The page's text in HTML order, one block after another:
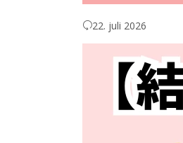
22. juli 2026